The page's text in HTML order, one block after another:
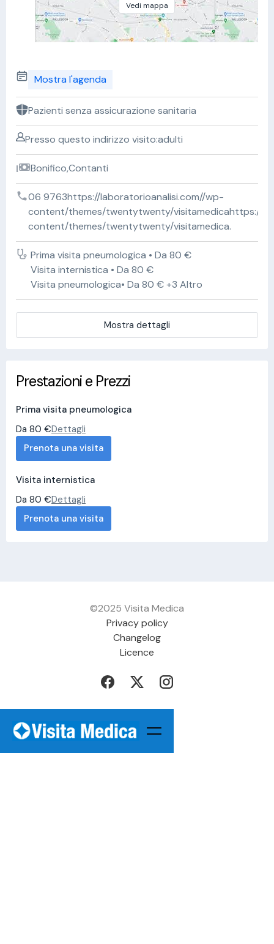
Vedi mappa
Mostra l'agenda
Pazienti senza assicurazione sanitaria
Presso questo indirizzo visito:adulti
Bonifico,Contanti
06 9763https://laboratorioanalisi.com//wp-
content/themes/twentytwenty/visitamedicahttps://
content/themes/twentytwenty/visitamedica.
Prima visita pneumologica • Da 80 €
Visita internistica • Da 80 €
Visita pneumologica• Da 80 € +3 Altro
Mostra dettagli
Prestazioni e Prezzi
Prima visita pneumologica
Da 80 €Dettagli
Prenota una visita
Visita internistica
Da 80 €Dettagli
Prenota una visita
©2025 Visita Medica
Privacy policy
Changelog
Licence